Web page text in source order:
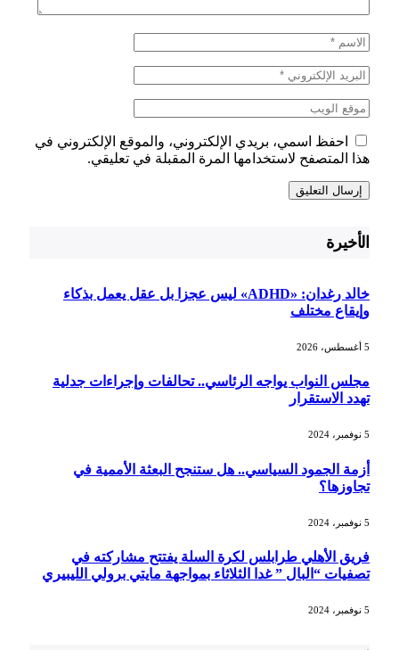
احفظ اسمي، بريدي الإلكتروني، والموقع الإلكتروني في
هذا المتصفح لاستخدامها المرة المقبلة في تعليقي.
الأخيرة
خالد رغدان: «ADHD» ليس عجزا بل عقل يعمل بذكاء
وإيقاع مختلف
مجلس النواب يواجه الرئاسي.. تحالفات وإجراءات جدلية
تهدد الاستقرار
أزمة الجمود السياسي.. هل ستنجح البعثة الأممية في
تجاوزها؟
فريق الأهلي طرابلس لكرة السلة يفتتح مشاركته في
تصفيات “البال ” غدا الثلاثاء بمواجهة مايتي برولي الليبيري